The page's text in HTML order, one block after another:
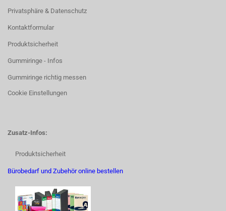
Privatsphäre & Datenschutz
Kontaktformular
Produktsicherheit
Gummiringe - Infos
Gummiringe richtig messen
Cookie Einstellungen
Zusatz-Infos:
Produktsicherheit
Bürobedarf und Zubehör online bestellen